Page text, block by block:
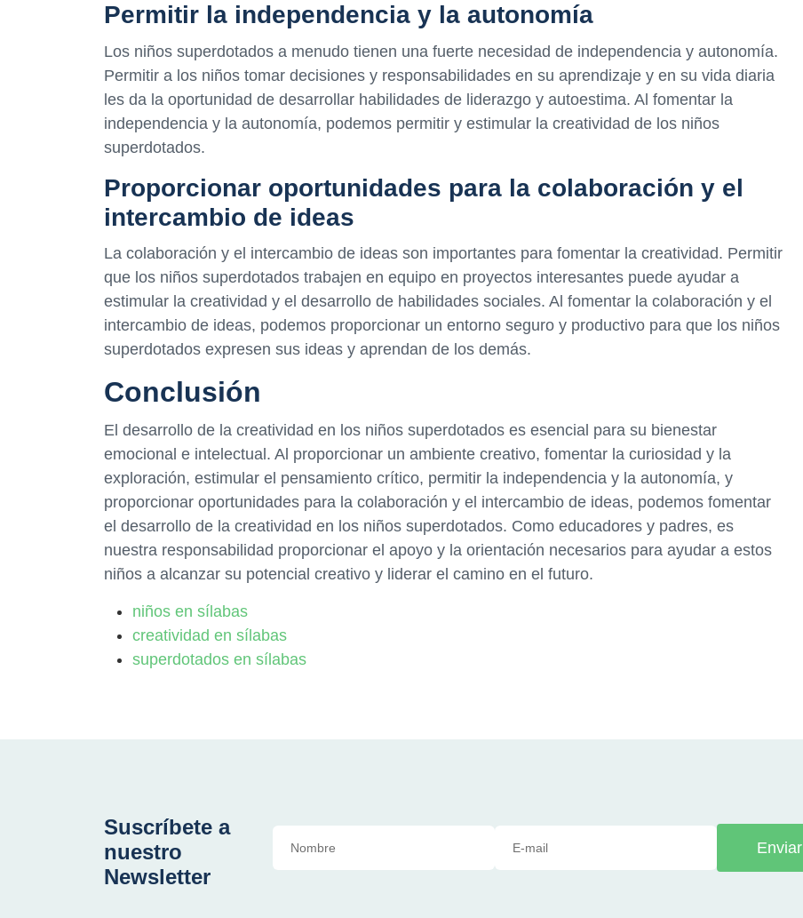
Permitir la independencia y la autonomía
Los niños superdotados a menudo tienen una fuerte necesidad de independencia y autonomía.
Permitir a los niños tomar decisiones y responsabilidades en su aprendizaje y en su vida diaria
les da la oportunidad de desarrollar habilidades de liderazgo y autoestima. Al fomentar la
independencia y la autonomía, podemos permitir y estimular la creatividad de los niños
superdotados.
Proporcionar oportunidades para la colaboración y el
intercambio de ideas
La colaboración y el intercambio de ideas son importantes para fomentar la creatividad. Permitir
que los niños superdotados trabajen en equipo en proyectos interesantes puede ayudar a
estimular la creatividad y el desarrollo de habilidades sociales. Al fomentar la colaboración y el
intercambio de ideas, podemos proporcionar un entorno seguro y productivo para que los niños
superdotados expresen sus ideas y aprendan de los demás.
Conclusión
El desarrollo de la creatividad en los niños superdotados es esencial para su bienestar
emocional e intelectual. Al proporcionar un ambiente creativo, fomentar la curiosidad y la
exploración, estimular el pensamiento crítico, permitir la independencia y la autonomía, y
proporcionar oportunidades para la colaboración y el intercambio de ideas, podemos fomentar
el desarrollo de la creatividad en los niños superdotados. Como educadores y padres, es
nuestra responsabilidad proporcionar el apoyo y la orientación necesarios para ayudar a estos
niños a alcanzar su potencial creativo y liderar el camino en el futuro.
niños en sílabas
creatividad en sílabas
superdotados en sílabas
Suscríbete a
nuestro
Newsletter
Enviar